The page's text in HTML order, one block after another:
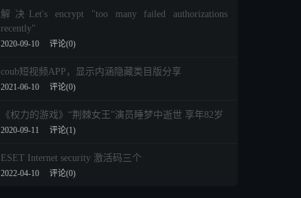
解决Let's encrypt "too many failed authorizations
recently"
2020-09-10 评论(0)
coub短视频APP，显示内涵隐藏类目版分享
2021-06-10 评论(0)
《权力的游戏》“荆棘女王”演员睡梦中逝世 享年82岁
2020-09-11 评论(1)
ESET Internet security 激活码三个
2022-04-10 评论(0)